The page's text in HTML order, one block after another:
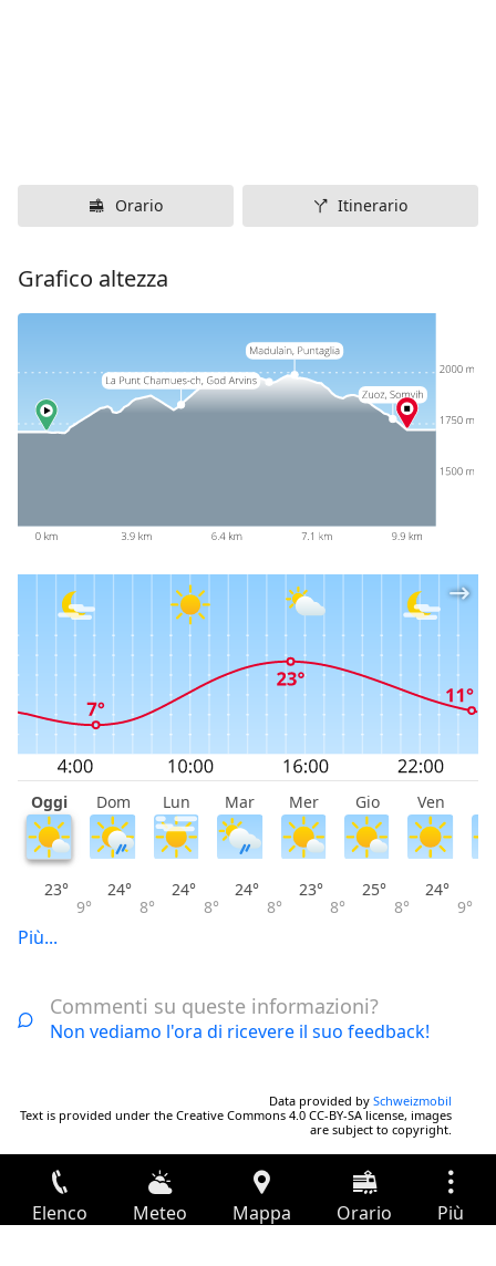
Orario Itinerario
Grafico altezza
Oggi Dom Lun Mar Mer Gio Ven
23°
9°
24°
8°
24°
8°
24°
8°
23°
8°
25°
8°
24°
9°
Più...
Commenti su queste informazioni?
Non vediamo l'ora di ricevere il suo feedback!
Data provided by Schweizmobil
Text is provided under the Creative Commons 4.0 CC-BY-SA license, images
are subject to copyright.
Elenco Meteo Mappa Orario Più